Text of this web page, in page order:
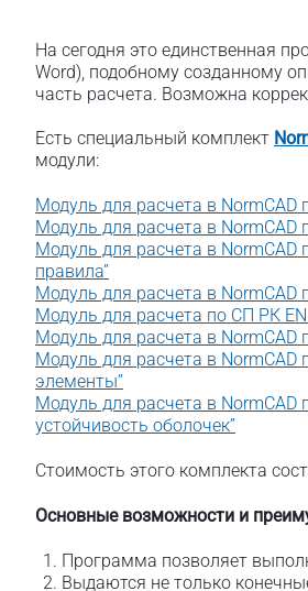
На сегодня это единственная
Word), подобному созданному
часть расчета. Возможна
Есть специальный комплект
модули:
Модуль для расчета в NormCAD
Модуль для расчета в NormCAD
Модуль для расчета в
правила”
Модуль для расчета в
Модуль для расчета по СП РК
Модуль для расчета в
Модуль для расчета в
элементы”
Модуль для расчета в
устойчивость оболочек”
Стоимость этого комплекта
Основные возможности и
Программа позволяет
Выдаются не только